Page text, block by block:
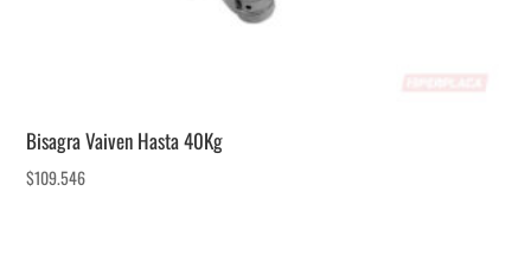
Bisagra Vaiven Hasta 40Kg
$109.546